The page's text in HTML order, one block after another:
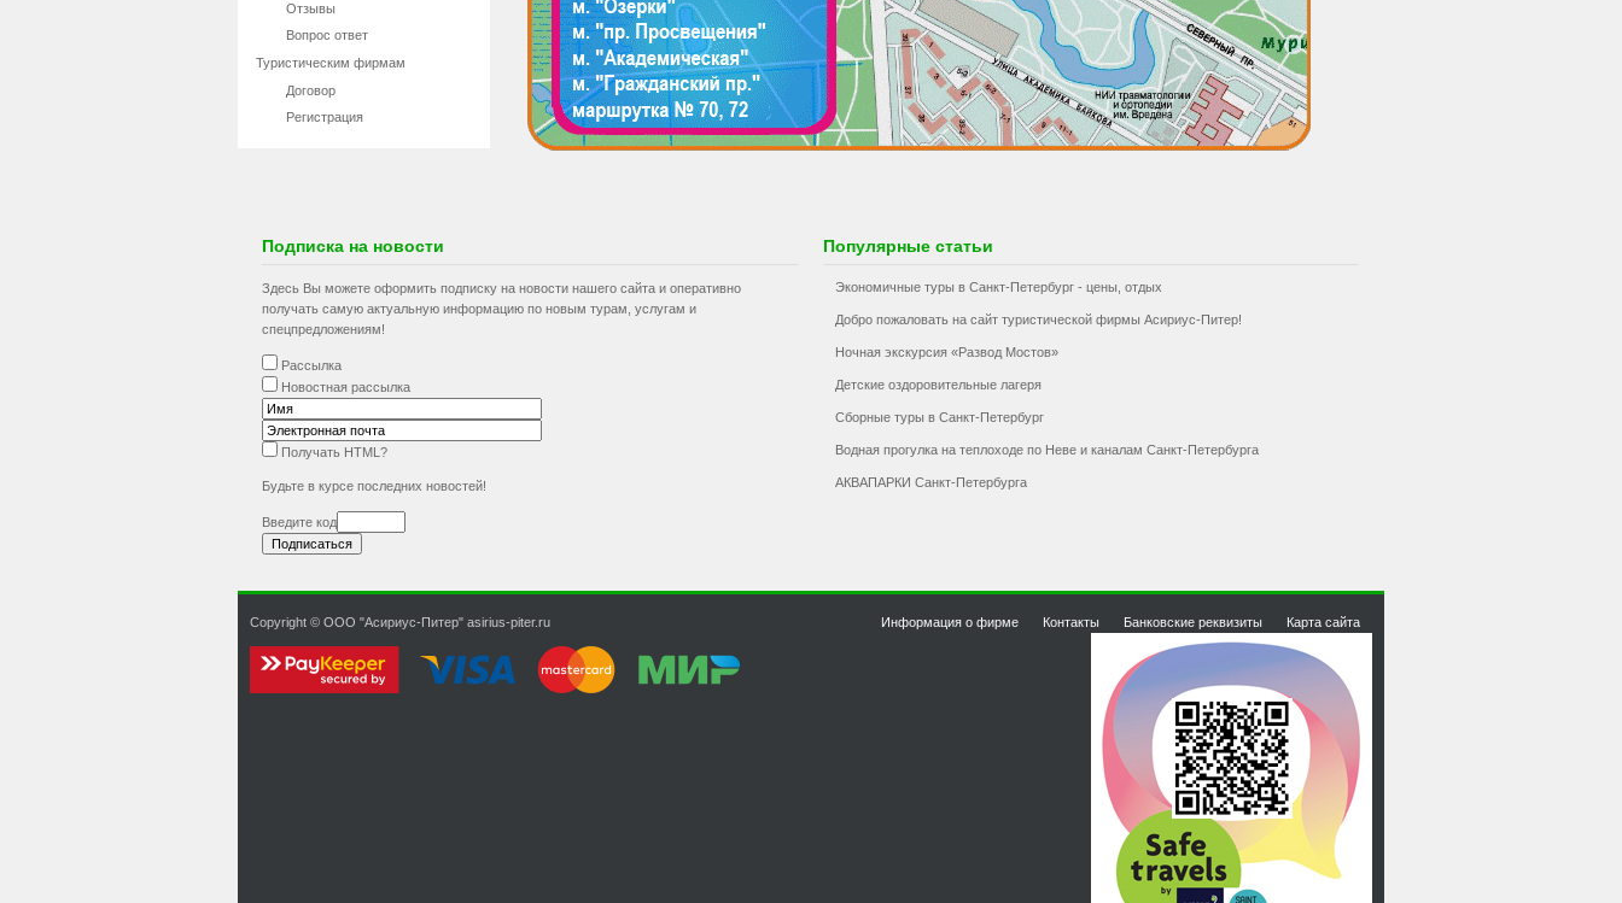
Отзывы
Вопрос ответ
Туристическим фирмам
Договор
Регистрация
Подписка на новости
Здесь Вы можете оформить подписку на новости нашего сайта и оперативно
получать самую актуальную информацию по новым турам, услугам и
спецпредложениям!
Рассылка
Новостная рассылка
Получать HTML?
Будьте в курсе последних новостей!
Введите код
Популярные статьи
Экономичные туры в Санкт-Петербург - цены, отдых
Добро пожаловать на сайт туристической фирмы Асириус-Питер!
Ночная экскурсия «Развод Мостов»
Детские оздоровительные лагеря
Сборные туры в Санкт-Петербург
Водная прогулка на теплоходе по Неве и каналам Санкт-Петербурга
АКВАПАРКИ Санкт-Петербурга
Информация о фирме Контакты Банковские реквизиты Карта сайта
Copyright © ООО "Асириус-Питер" asirius-piter.ru